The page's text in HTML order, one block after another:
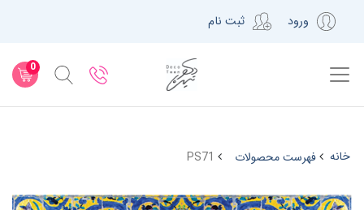
ورود ثبت نام
0
خانه فهرست محصولات PS71